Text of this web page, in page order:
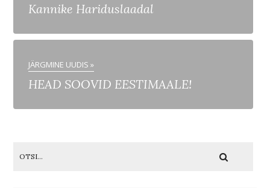
Kannike Hariduslaadal
JÄRGMINE UUDIS »
HEAD SOOVID EESTIMAALE!